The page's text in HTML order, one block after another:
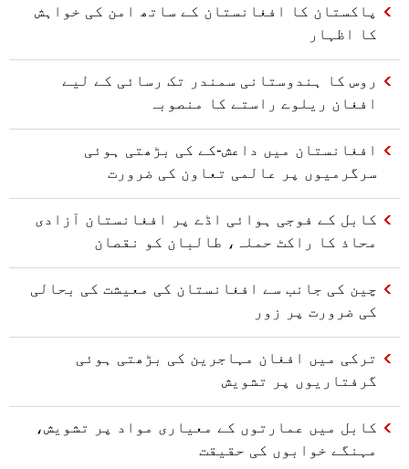
پاکستان کا افغانستان کے ساتھ امن کی خواہش
کا اظہار
روس کا ہندوستانی سمندر تک رسائی کے لیے
افغان ریلوے راستے کا منصوبہ
افغانستان میں داعش-کے کی بڑھتی ہوئی
سرگرمیوں پر عالمی تعاون کی ضرورت
کابل کے فوجی ہوائی اڈے پر افغانستان آزادی
محاذ کا راکٹ حملہ، طالبان کو نقصان
چین کی جانب سے افغانستان کی معیشت کی بحالی
کی ضرورت پر زور
ترکی میں افغان مہاجرین کی بڑھتی ہوئی
گرفتاریوں پر تشویش
کابل میں عمارتوں کے معیاری مواد پر تشویش،
مہنگے خوابوں کی حقیقت